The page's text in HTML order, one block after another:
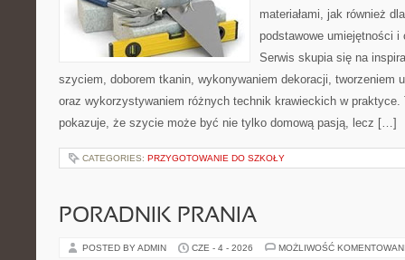
materiałami, jak również
podstawowe umiejętności
Serwis skupia się na
szyciem, doborem tkanin, wykonywaniem dekoracji, tworzeniem
oraz wykorzystywaniem różnych technik krawieckich w
pokazuje, że szycie może być nie tylko domową pasją, lecz […]
CATEGORIES: PRZYGOTOWANIE DO SZKOŁY
PORADNIK PRANIA
POSTED BY ADMIN CZE - 4 - 2026 MOŻLIWOŚĆ